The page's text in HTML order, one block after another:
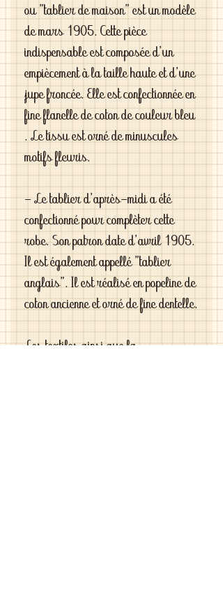
ou "tablier de maison" est un modèle
de mars 1905. Cette pièce
indispensable est composée d'un
empiècement à la taille haute et d'une
jupe froncée. Elle est confectionnée en
fine flanelle de coton de couleur bleu
. Le tissu est orné de minuscules
motifs fleuris.
- Le tablier d'après-midi a été
confectionné pour complèter cette
robe. Son patron date d'avril 1905.
Il est également appellé "tablier
anglais". Il est réalisé en popeline de
coton ancienne et orné de fine dentelle.
Les textiles ainsi que la